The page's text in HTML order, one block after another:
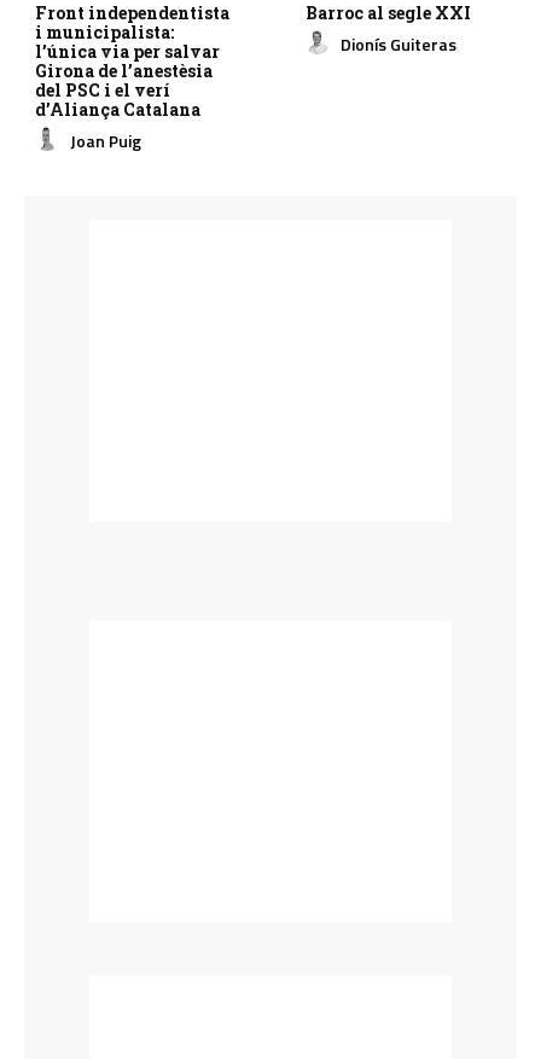
Front independentista
i municipalista:
l’única via per salvar
Girona de l’anestèsia
del PSC i el verí
d’Aliança Catalana
Joan Puig
Barroc al segle XXI
Dionís Guiteras